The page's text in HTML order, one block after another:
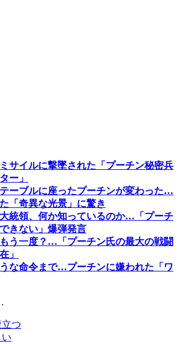
サイルに撃墜された「プーチン秘密兵
ー」
ーブルに座ったプーチンが変わった…
「奇異な光景」に驚き
統領、何か知っているのか…「プーチ
きない」爆弾発言
う一度？…「プーチン氏の最大の戦闘
」
な命令まで…プーチンに嫌われた「ワ
立つ